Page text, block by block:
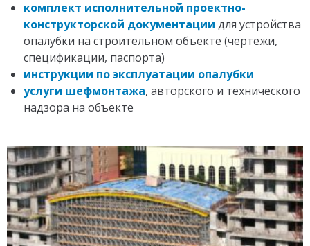
комплект исполнительной проектно-
конструкторской документации для устройства
опалубки на строительном объекте (чертежи,
спецификации, паспорта)
инструкции по эксплуатации опалубки
услуги шефмонтажа, авторского и технического
надзора на объекте